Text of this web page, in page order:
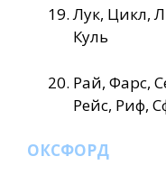
Лук, Цикл,
Куль
Рай, Фарс,
Рейс, Риф,
ОКСФОРД